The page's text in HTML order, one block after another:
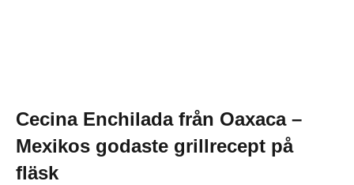
Cecina Enchilada från Oaxaca –
Mexikos godaste grillrecept på
fläsk